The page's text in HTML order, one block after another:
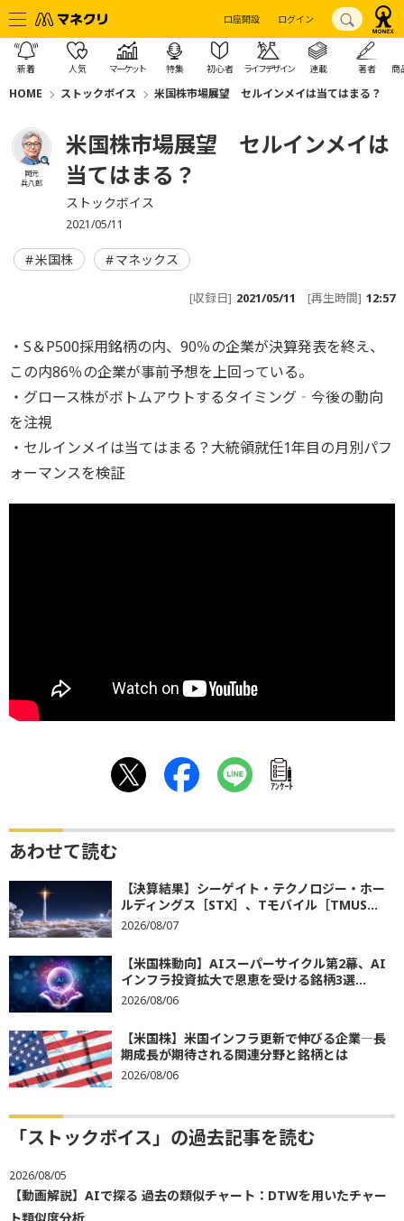
口座開設 ログイン
新着 人気 マーケット 特集 初心者 ライフデザイン 連載 著者 商
HOME ストックボイス 米国株市場展望 セルインメイは当てはまる？
岡元
兵八郎
米国株市場展望 セルインメイは
当てはまる？
ストックボイス
2021/05/11
米国株 マネックス
[収録日] 2021/05/11 [再生時間] 12:57
・S＆P500採用銘柄の内、90％の企業が決算発表を終え、
この内86％の企業が事前予想を上回っている。
・グロース株がボトムアウトするタイミング‐今後の動向
を注視
・セルインメイは当てはまる？大統領就任1年目の月別パフ
ォーマンスを検証
ｱﾝｹｰﾄ
あわせて読む
【決算結果】シーゲイト・テクノロジー・ホー
ルディングス［STX］、Tモバイル［TMUS...
2026/08/07
【米国株動向】AIスーパーサイクル第2幕、AI
インフラ投資拡大で恩恵を受ける銘柄3選...
2026/08/06
【米国株】米国インフラ更新で伸びる企業―長
期成長が期待される関連分野と銘柄とは
2026/08/06
「ストックボイス」の過去記事を読む
2026/08/05
【動画解説】AIで探る 過去の類似チャート：DTWを用いたチャー